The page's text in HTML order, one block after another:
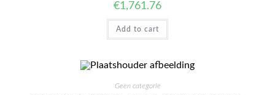
€1,761.76
Add to cart
Geen categorie